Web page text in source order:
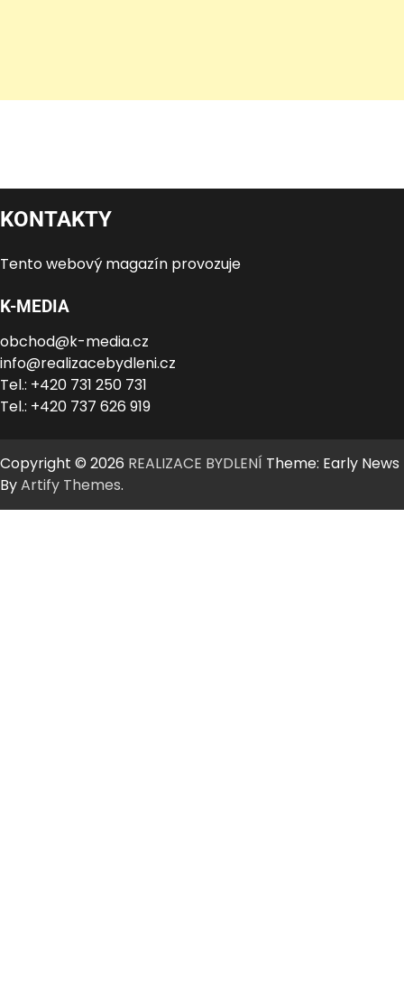
KONTAKTY
Tento webový magazín provozuje
K-MEDIA
obchod@k-media.cz
info@realizacebydleni.cz
Tel.: +420 731 250 731
Tel.: +420 737 626 919
Copyright © 2026 REALIZACE BYDLENÍ Theme: Early News
ByArtify Themes.